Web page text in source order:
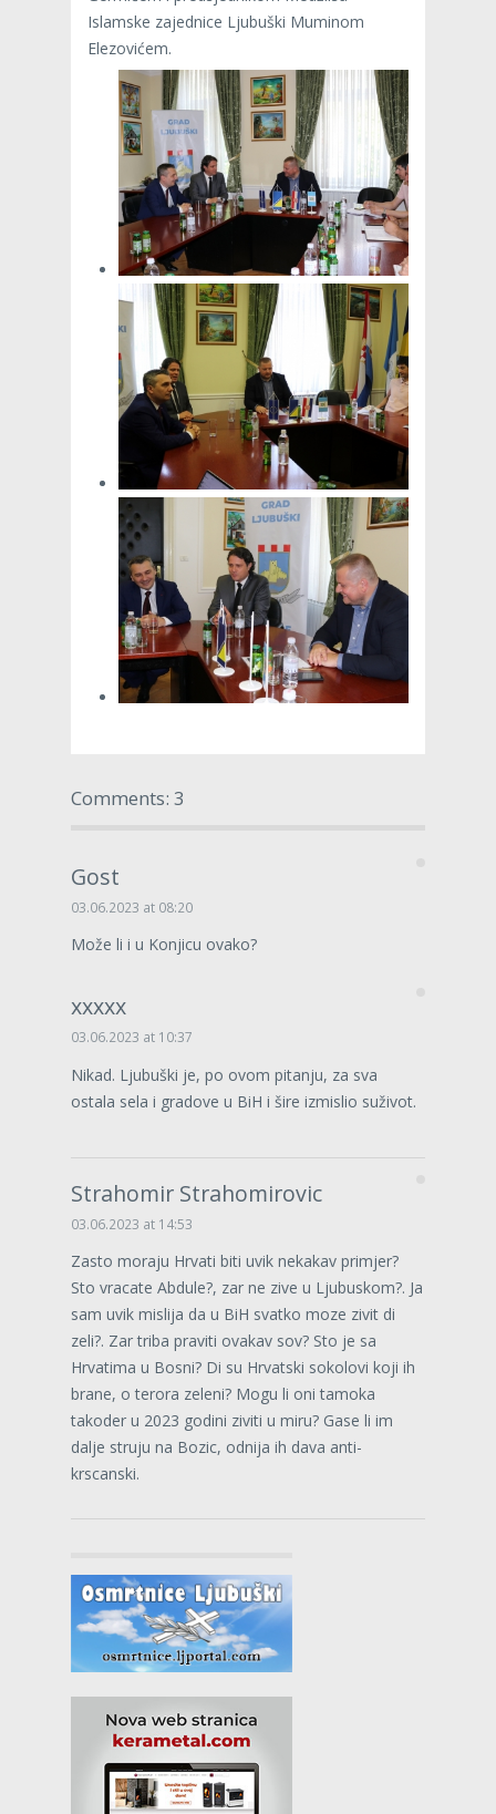
Islamske zajednice Ljubuški Muminom
Elezovićem.
Comments: 3
Gost
03.06.2023 at 08:20
Može li i u Konjicu ovako?
xxxxx
03.06.2023 at 10:37
Nikad. Ljubuški je, po ovom pitanju, za sva
ostala sela i gradove u BiH i šire izmislio suživot.
Strahomir Strahomirovic
03.06.2023 at 14:53
Zasto moraju Hrvati biti uvik nekakav primjer?
Sto vracate Abdule?, zar ne zive u Ljubuskom?. Ja
sam uvik mislija da u BiH svatko moze zivit di
zeli?. Zar triba praviti ovakav sov? Sto je sa
Hrvatima u Bosni? Di su Hrvatski sokolovi koji ih
brane, o terora zeleni? Mogu li oni tamoka
takoder u 2023 godini ziviti u miru? Gase li im
dalje struju na Bozic, odnija ih dava anti-
krscanski.